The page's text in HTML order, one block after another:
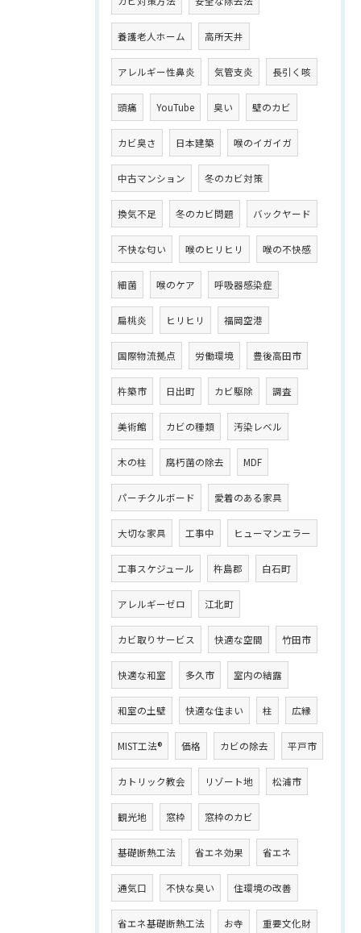
養護老人ホーム 高所天井
アレルギー性鼻炎 気管支炎 長引く咳
頭痛 YouTube 臭い 壁のカビ
カビ臭さ 日本建築 喉のイガイガ
中古マンション 冬のカビ対策
換気不足 冬のカビ問題 バックヤード
不快な匂い 喉のヒリヒリ 喉の不快感
細菌 喉のケア 呼吸器感染症
扁桃炎 ヒリヒリ 福岡空港
国際物流拠点 労働環境 豊後高田市
杵築市 日出町 カビ駆除 調査
美術館 カビの種類 汚染レベル
木の柱 腐朽菌の除去 MDF
パーチクルボード 愛着のある家具
大切な家具 工事中 ヒューマンエラー
工事スケジュール 杵島郡 白石町
アレルギーゼロ 江北町
カビ取りサービス 快適な空間 竹田市
快適な和室 多久市 室内の結露
和室の土壁 快適な住まい 柱 広縁
MIST工法® 価格 カビの除去 平戸市
カトリック教会 リゾート地 松浦市
観光地 窓枠 窓枠のカビ
基礎断熱工法 省エネ効果 省エネ
通気口 不快な臭い 住環境の改善
省エネ基礎断熱工法 お寺 重要文化財